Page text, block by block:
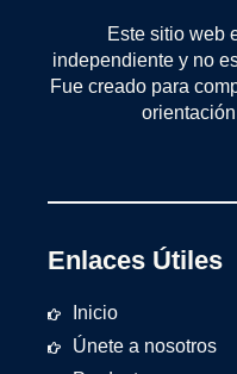
Este sitio web
independiente y no
Fue creado para
Enlaces Útiles
Inicio
Únete a nosotros